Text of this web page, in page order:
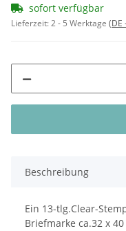
sofort verfügbar
Lieferzeit:2 - 5 Werktage (DE
Beschreibung
Ein 13-tlg.Clear-
Briefmarke ca.32 x